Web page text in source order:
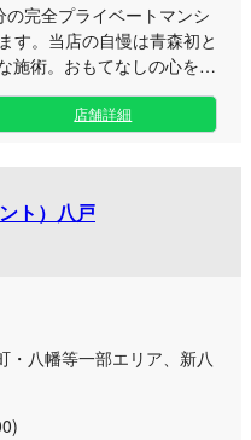
の完全プライベートマンシ
す。当店の自慢は青森初と
施術。おもてなしの心を大
導きます。 おかげさまで
きました。日頃からお越
れからも心を込めたサービ
合わせることなく、自分
けます。 こだわりの「お
、ボディソープ、パウダー
に、施術の最後まで心地よ
環境を整えております。
定日には、2人から同時に
も承っております。八戸エ
間を過ごしたい方はぜひお
店舗詳細
ト）八戸
・八幡等一部エリア、新八